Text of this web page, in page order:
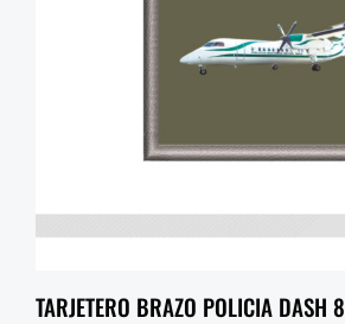
TARJETERO BRAZO POLICIA DASH 8